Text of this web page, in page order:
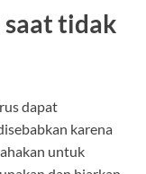
saat tidak
dapat
karena
untuk